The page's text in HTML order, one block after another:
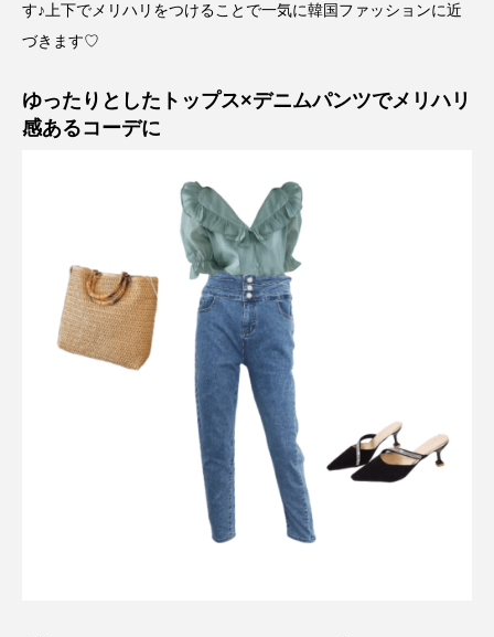
す♪上下でメリハリをつけることで一気に韓国ファッションに近
づきます♡
ゆったりとしたトップス×デニムパンツでメリハリ
感あるコーデに